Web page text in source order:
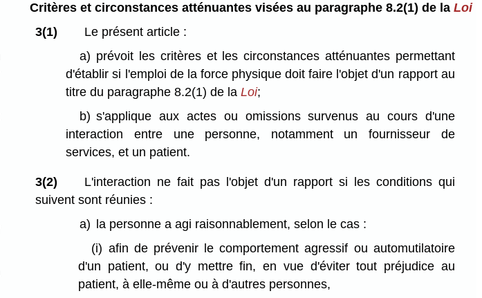
Critères et circonstances atténuantes visées au paragraphe 8.2(1) de la Loi
3(1)
Le présent article :
a) prévoit les critères et les circonstances atténuantes permettant
d'établir si l'emploi de la force physique doit faire l'objet d'un rapport au
titre du paragraphe 8.2(1) de laLoi;
b) s'applique aux actes ou omissions survenus au cours d'une
interaction entre une personne, notamment un fournisseur de
services, et un patient.
3(2)
L'interaction ne fait pas l'objet d'un rapport si les conditions qui
suivent sont réunies :
a)
la personne a agi raisonnablement, selon le cas :
(i) afin de prévenir le comportement agressif ou automutilatoire
d'un patient, ou d'y mettre fin, en vue d'éviter tout préjudice au
patient, à elle-même ou à d'autres personnes,